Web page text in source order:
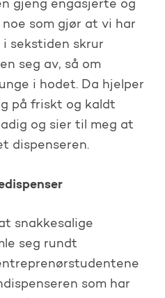
gjeng engasjerte og
som gjør at vi har
i sekstiden skrur
seg av, så om
i hodet. Da hjelper
på friskt og kaldt
og sier til meg at
dispenseren.
snakkesalige
seg rundt
som har